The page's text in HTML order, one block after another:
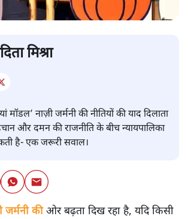
मिश्रा
मॉडल’ नाज़ी जर्मनी की नीतियों की याद दिलाता
और दमन की राजनीति के बीच न्यायपालिका
है- एक जरूरी सवाल।
जर्मनी कीओर बढ़ता दिख रहा है, यदि किसी